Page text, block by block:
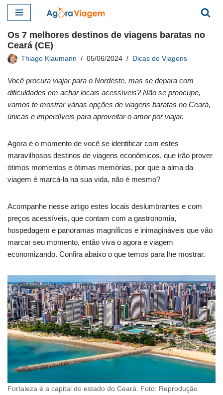
para
o
conteúdo
Os 7 melhores destinos de viagens baratas no
Ceará (CE)
Thiago Klaumann 05/06/2024 Dicas de Viagens
Você procura viajar para o Nordeste, mas se depara com
dificuldades em achar locais acessíveis? Não se preocupe,
vamos te mostrar várias opções de viagens baratas no Ceará,
únicas e imperdíveis para aproveitar o amor por viajar.
Agora é o momento de você se identificar com estes
maravilhosos destinos de viagens econômicos, que irão prover
ótimos momentos e ótimas memórias, por que a alma da
viagem é marcá-la na sua vida, não é mesmo?
Acompanhe nesse artigo estes locais deslumbrantes e com
preços acessíveis, que contam com a gastronomia,
hospedagem e panoramas magníficos e inimagináveis que vão
marcar seu momento, então viva o agora e viagem
economizando. Confira abaixo o que temos para lhe mostrar.
Fortaleza é a capital do estado do Ceará. Foto: Reprodução